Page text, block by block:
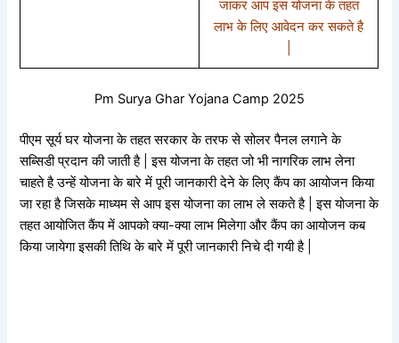
जाकर आप इस योजना के तहत
लाभ के लिए आवेदन कर सकते है
Pm Surya Ghar Yojana Camp 2025
पीएम सूर्य घर योजना के तहत सरकार के तरफ से सोलर पैनल लगाने के
सब्सिडी प्रदान की जाती है | इस योजना के तहत जो भी नागरिक लाभ लेना
चाहते है उन्हें योजना के बारे में पूरी जानकारी देने के लिए कैंप का आयोजन किया
जा रहा है जिसके माध्यम से आप इस योजना का लाभ ले सकते है | इस योजना के
तहत आयोजित कैंप में आपको क्या-क्या लाभ मिलेगा और कैंप का आयोजन कब
किया जायेगा इसकी तिथि के बारे में पूरी जानकारी निचे दी गयी है |